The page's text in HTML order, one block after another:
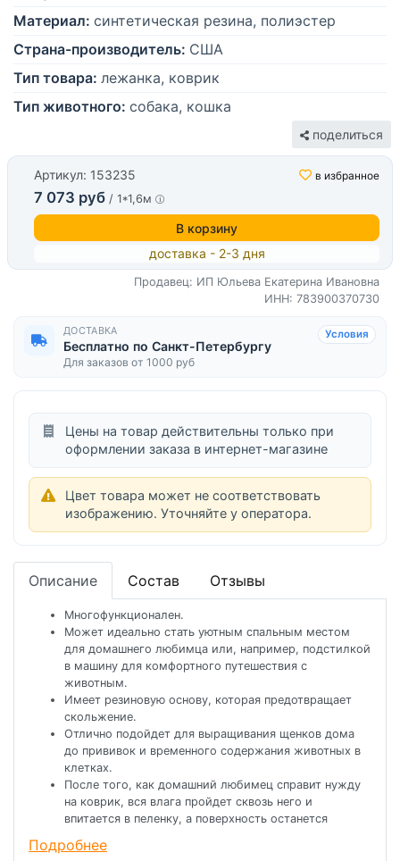
Материал: синтетическая резина, полиэстер
Страна-производитель: США
Тип товара: лежанка, коврик
Тип животного: собака, кошка
поделиться
Артикул: 153235 в избранное
7 073 руб / 1*1,6м
В корзину
доставка - 2-3 дня
Продавец: ИП Юльева Екатерина Ивановна
ИНН: 783900370730
ДОСТАВКА
Бесплатно по Санкт-Петербургу
Для заказов от 1000 руб
Условия
Цены на товар действительны только при
оформлении заказа в интернет-магазине
Цвет товара может не соответствовать
изображению. Уточняйте у оператора.
Описание Состав Отзывы
Многофункционален.
Может идеально стать уютным спальным местом
для домашнего любимца или, например, подстилкой
в машину для комфортного путешествия с
животным.
Имеет резиновую основу, которая предотвращает
скольжение.
Отлично подойдет для выращивания щенков дома
до прививок и временного содержания животных в
клетках.
После того, как домашний любимец справит нужду
на коврик, вся влага пройдет сквозь него и
впитается в пеленку, а поверхность останется
Коврик удобно хранить – он мягкий, легко
Подробнее